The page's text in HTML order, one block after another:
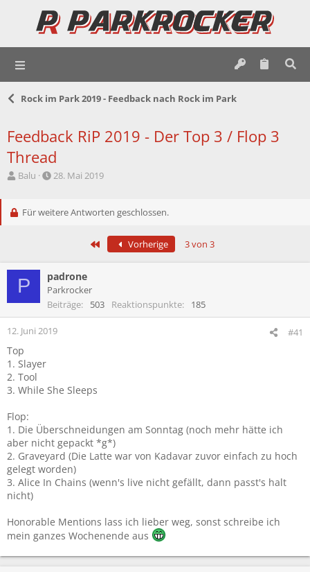
Rock im Park 2019 - Feedback nach Rock im Park
Feedback RiP 2019 - Der Top 3 / Flop 3
Thread
E
t
Balu
E
t
a
m
28. Mai 2019
Für weitere Antworten geschlossen.
Erste Vorherige 3 von 3
P padrone
Parkrocker
Beiträge
503 Reaktionspunkte 185
12. Juni 2019 #41
Top
1. Slayer
2. Tool
3. While She Sleeps
Flop:
1. Die Überschneidungen am Sonntag (noch mehr hätte ich
aber nicht gepackt *g*)
2. Graveyard (Die Latte war von Kadavar zuvor einfach zu hoch
gelegt worden)
3. Alice In Chains (wenn's live nicht gefällt, dann passt's halt
nicht)
Honorable Mentions lass ich lieber weg, sonst schreibe ich
mein ganzes Wochenende aus